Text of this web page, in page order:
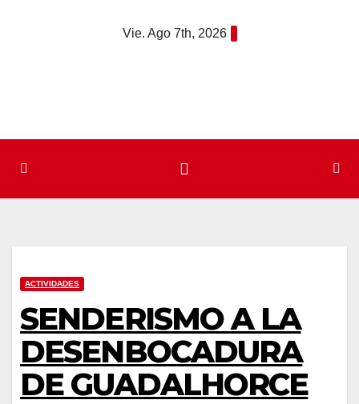
Vie. Ago 7th, 2026
ACTIVIDADES
SENDERISMO A LA
DESENBOCADURA
DE GUADALHORCE